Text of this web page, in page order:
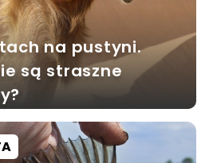
na pustyni.
są straszne